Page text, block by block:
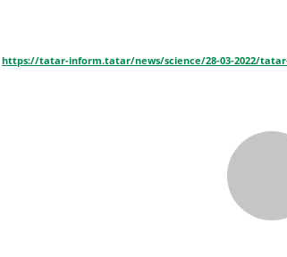
https://tatar-inform.tatar/news/science/28-03-2022/